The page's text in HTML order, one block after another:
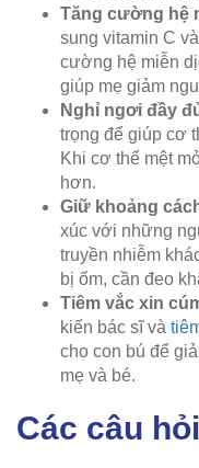
Tăng cường hệ
sung vitamin C
cường hệ miễn
giúp mẹ giảm
Nghỉ ngơi đầy
trọng để giúp cơ
Khi cơ thể mệt
hơn.
Giữ khoảng
xúc với những
truyền nhiễm
bị ốm, cần đeo
Tiêm vắc xin
kiến bác sĩ và
cho con bú để
mẹ và bé.
Các câu